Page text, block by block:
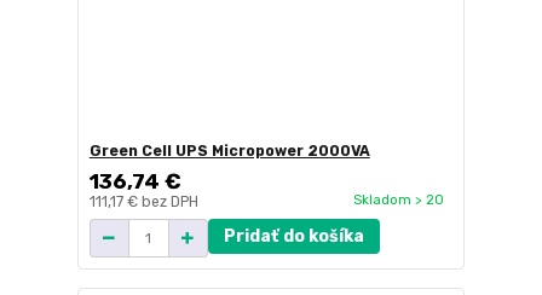
Green Cell UPS Micropower 2000VA
136,74 €
111,17 € bez DPH Skladom > 20
Pridať do košíka